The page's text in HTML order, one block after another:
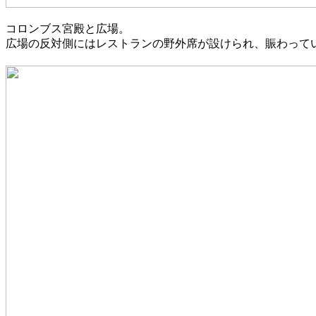
コロンブス宮殿と広場。
広場の反対側にはレストランの野外席が設けられ、賑わって